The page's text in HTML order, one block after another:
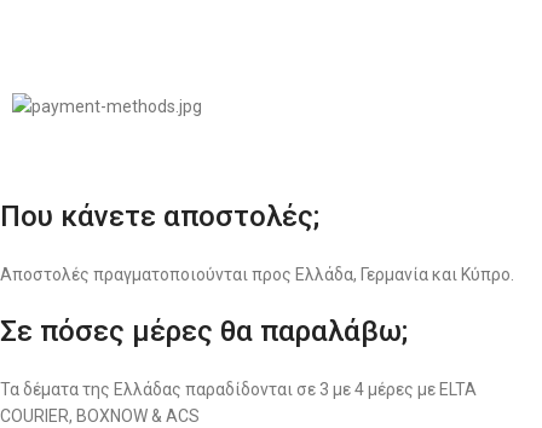
Που κάνετε αποστολές;
Αποστολές πραγματοποιούνται προς Ελλάδα, Γερμανία και Κύπρο.
Σε πόσες μέρες θα παραλάβω;
Τα δέματα της Ελλάδας παραδίδονται σε 3 με 4 μέρες με ELTA
COURIER, BOXNOW & ACS